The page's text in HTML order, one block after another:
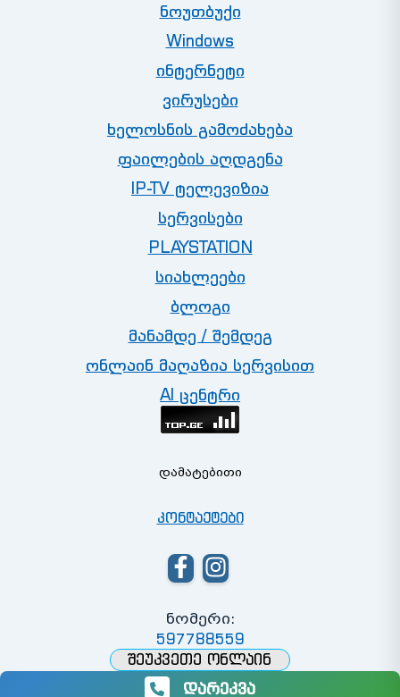
ნოუთბუქი
Windows
ინტერნეტი
ვირუსები
ხელოსნის გამოძახება
ფაილების აღდგენა
IP-TV ტელევიზია
სერვისები
PLAYSTATION
სიახლეები
ბლოგი
მანამდე / შემდეგ
ონლაინ მაღაზია სერვისით
AI ცენტრი
ᲓᲐᲛᲐᲢᲔᲑᲘᲗᲘ
კონტაქტები
ნომერი:
597788559
ᲨᲔᲣᲙᲕᲔᲗᲔ ᲝᲜᲚᲐᲘᲜ
დარეკვა